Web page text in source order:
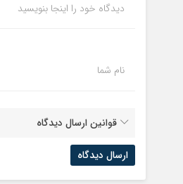
دیدگاه خود را اینجا بنویسید
نام شما
قوانین ارسال دیدگاه